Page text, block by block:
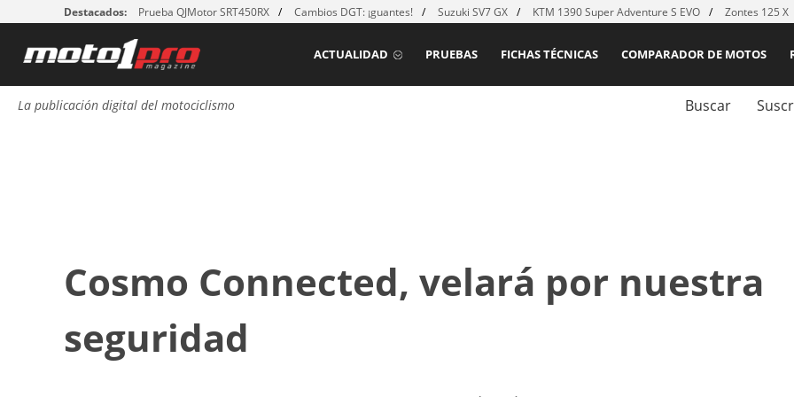
Destacados: Prueba QJMotor SRT450RX Cambios DGT: ¡guantes! Suzuki SV7 GX KTM 1390 Super Adventure S EVO Zontes 125 X
COMPARADOR DE MOTOS
FICHAS TÉCNICAS
PRUEBAS
ACTUALIDAD
La publicación digital del motociclismo Buscar
Cosmo Connected, velará por nuestra
seguridad